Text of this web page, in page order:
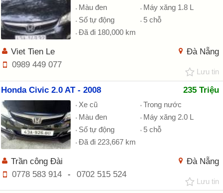
Màu đen
Máy xăng 1.8 L
Số tự động
5 chỗ
Đã đi 180,000 km
Đà Nẵng
Viet Tien Le
0989 449 077
Lưu tin
Honda Civic 2.0 AT - 2008 235 Triệu
Xe cũ
Trong nước
Màu đen
Máy xăng 2.0 L
Số tự động
5 chỗ
Đã đi 223,667 km
Đà Nẵng
Trần công Đài
0778 583 914
- 0702 515 524
Lưu tin